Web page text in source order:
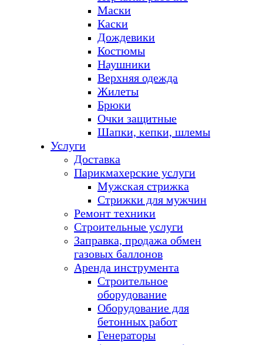
Маски
Каски
Дождевики
Костюмы
Наушники
Верхняя одежда
Жилеты
Брюки
Очки защитные
Шапки, кепки, шлемы
Услуги
Доставка
Парикмахерские услуги
Мужская стрижка
Стрижки для мужчин
Ремонт техники
Строительные услуги
Заправка, продажа обмен
газовых баллонов
Аренда инструмента
Строительное
оборудование
Оборудование для
бетонных работ
Генераторы